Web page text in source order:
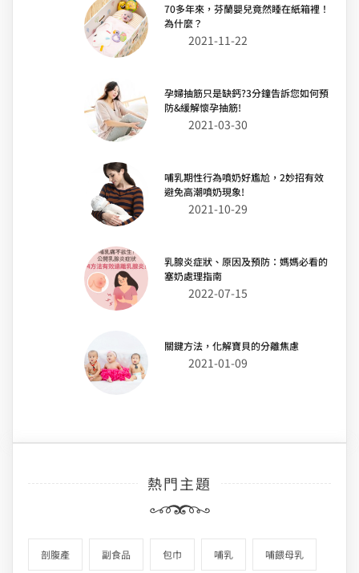
70多年來，芬蘭嬰兒竟然睡在紙箱裡！
為什麼？
2021-11-22
孕婦抽筋只是缺鈣?3分鐘告訴您如何預
防&緩解懷孕抽筋!
2021-03-30
哺乳期性行為噴奶好尷尬，2妙招有效
避免高潮噴奶現象!
2021-10-29
乳腺炎症狀、原因及預防：媽媽必看的
塞奶處理指南
2022-07-15
關鍵方法，化解寶貝的分離焦慮
2021-01-09
熱門主題
剖腹產 副食品 包巾 哺乳 哺餵母乳